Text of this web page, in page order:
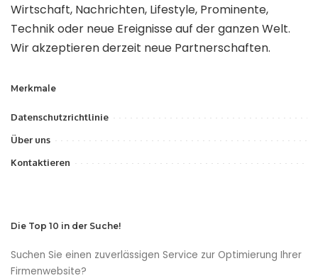
Wirtschaft, Nachrichten, Lifestyle, Prominente,
Technik oder neue Ereignisse auf der ganzen Welt.
Wir akzeptieren derzeit neue Partnerschaften.
Merkmale
Datenschutzrichtlinie
Über uns
Kontaktieren
Die Top 10 in der Suche!
Suchen Sie einen zuverlässigen Service zur Optimierung Ihrer
Firmenwebsite?